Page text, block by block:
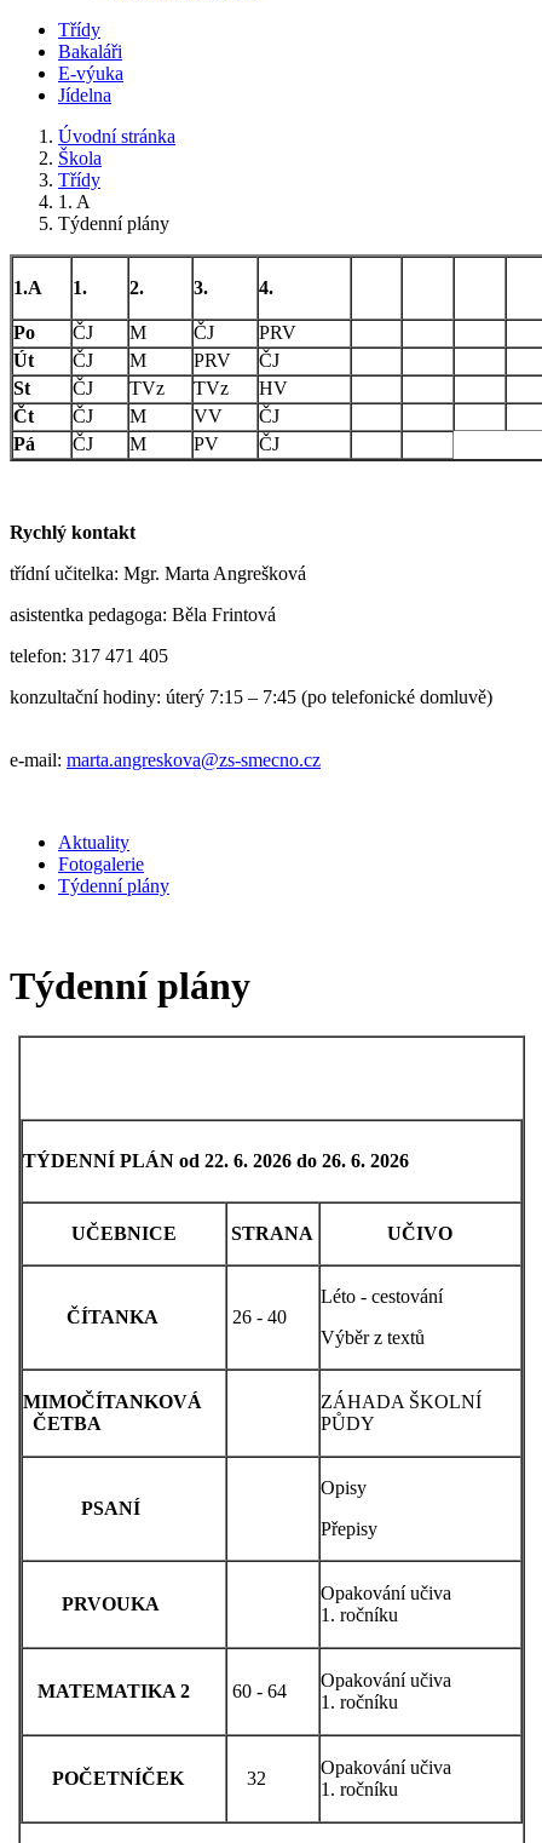
Třídy
Bakaláři
E-výuka
Jídelna
Úvodní stránka
Škola
Třídy
1. A
Týdenní plány
1.A 1. 2. 3. 4.
Po ČJ M ČJ
PRV
Út
ČJ M PRV
ČJ
St
ČJ TVz TVz
HV
Čt
ČJ M VV
ČJ
Pá
ČJ M PV ČJ
Rychlý kontakt
třídní učitelka: Mgr. Marta Angrešková
asistentka pedagoga: Běla Frintová
telefon: 317 471 405
konzultační hodiny: úterý 7:15 – 7:45 (po telefonické domluvě)
e-mail: marta.angreskova@zs-smecno.cz
Aktuality
Fotogalerie
Týdenní plány
Týdenní plány
TÝDENNÍ PLÁN od 22. 6. 2026 do 26. 6. 2026
UČEBNICE STRANA UČIVO
ČÍTANKA 26 - 40
Léto - cestování
Výběr z textů
MIMOČÍTANKOVÁ
ČETBA
ZÁHADA ŠKOLNÍ
PŮDY
PSANÍ
Opisy
Přepisy
PRVOUKA
Opakování učiva
1. ročníku
MATEMATIKA 2 60 - 64
Opakování učiva
1. ročníku
POČETNÍČEK 32
Opakování učiva
1. ročníku